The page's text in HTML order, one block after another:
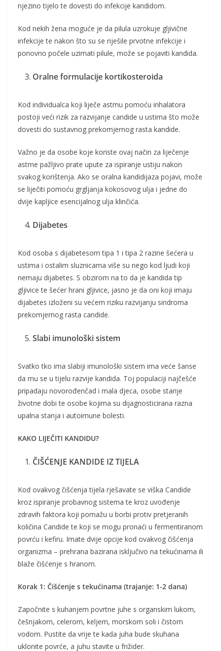
njezino tijelo te dovesti do infekcije kandidom.
Kod nekih žena moguće je da pilula uzrokuje gljivične
infekcije te nakon što su se riješile prvotne infekcije i
ponovno počele uzimati pilule, može se pojaviti kandida.
Oralne formulacije kortikosteroida
Kod individualca koji liječe astmu pomoću inhalatora
postoji veći rizik za razvijanje candide u ustima što može
dovesti do sustavnog prekomjernog rasta kandide.
Važno je da osobe koje koriste ovaj način za liječenje
astme pažljivo prate upute za ispiranje ustiju nakon
svakog korištenja. Ako se oralna kandidijaza pojavi, može
se liječiti pomoću grgljanja kokosovog ulja i jedne do
dvije kapljice esencijalnog ulja klinčića.
Dijabetes
Kod osoba s dijabetesom tipa 1 i tipa 2 razine šećera u
ustima i ostalim sluznicama više su nego kod ljudi koji
nemaju dijabetes. S obzirom na to da je kandida tip
gljivice te šećer hrani gljivice, jasno je da oni koji imaju
dijabetes izloženi su većem riziku razvijanju sindroma
prekomjernog rasta candide.
Slabi imunološki sistem
Svatko tko ima slabiji imunološki sistem ima veće šanse
da mu se u tijelu razvije kandida. Toj populaciji najčešće
pripadaju novorođenčad i mala djeca, osobe starije
životne dobi te osobe kojima su dijagnosticirana razna
upalna stanja i autoimune bolesti.
KAKO LIJEČITI KANDIDU?
ČIŠĆENJE KANDIDE IZ TIJELA
Kod ovakvog čišćenja tijela rješavate se viška Candide
kroz ispiranje probavnog sistema te kroz uvođenje
zdravih faktora koji pomažu u borbi protiv pretjeranih
količina Candide te koji se mogu pronaći u fermentiranom
povrću i kefiru. Imate dvije opcije kod ovakvog čišćenja
organizma – prehrana bazirana isključivo na tekućinama ili
blaže čišćenje s hranom.
Korak 1: Čišćenje s tekućinama (trajanje: 1-2 dana)
Započnite s kuhanjem povrtne juhe s organskim lukom,
češnjakom, celerom, keljem, morskom soli i čistom
vodom. Pustite da vrije te kada juha bude skuhana
uklonite povrće, a juhu stavite u frižider.